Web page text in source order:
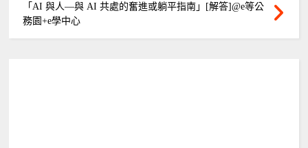
「AI 與人—與 AI 共處的奮進或躺平指南」[解答]@e等公
務園+e學中心